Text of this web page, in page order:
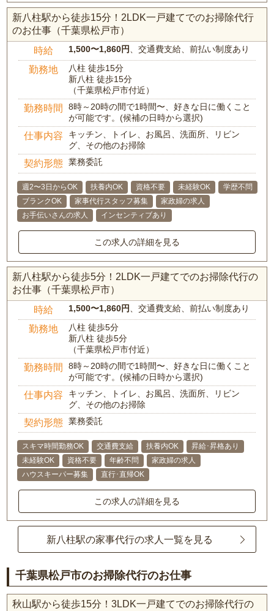
新八柱駅から徒歩15分！2LDK一戸建てでのお掃除代行
のお仕事（千葉県松戸市）
時給 1,500〜1,860円、交通費支給、前払い制度あり
勤務地
八柱 徒歩15分
新八柱 徒歩15分
（千葉県松戸市付近）
勤務時間
8時～20時の間で1時間〜、好きな日に働くこと
が可能です。(候補の日時から選択)
仕事内容
キッチン、トイレ、お風呂、洗面所、リビン
グ、その他のお掃除
契約形態 業務委託
週2〜3日からOK 扶養内OK 資格不要 未経験OK
学歴不問
ブランクOK
家事代行スタッフ募集
家政婦の求人
お手伝いさんの求人
インセンティブあり
この求人の詳細を見る
新八柱駅から徒歩5分！2LDK一戸建てでのお掃除代行の
お仕事（千葉県松戸市）
時給 1,500〜1,860円、交通費支給、前払い制度あり
勤務地
八柱 徒歩5分
新八柱 徒歩5分
（千葉県松戸市付近）
勤務時間
8時～20時の間で1時間〜、好きな日に働くこと
が可能です。(候補の日時から選択)
仕事内容
キッチン、トイレ、お風呂、洗面所、リビン
グ、その他のお掃除
契約形態 業務委託
スキマ時間勤務OK 交通費支給 扶養内OK
昇給･昇格あり
未経験OK
資格不要 年齢不問
家政婦の求人
ハウスキーパー募集
直行･直帰OK
この求人の詳細を見る
新八柱駅の家事代行の求人一覧を見る
千葉県松戸市のお掃除代行のお仕事
秋山駅から徒歩15分！3LDK一戸建てでのお掃除代行の